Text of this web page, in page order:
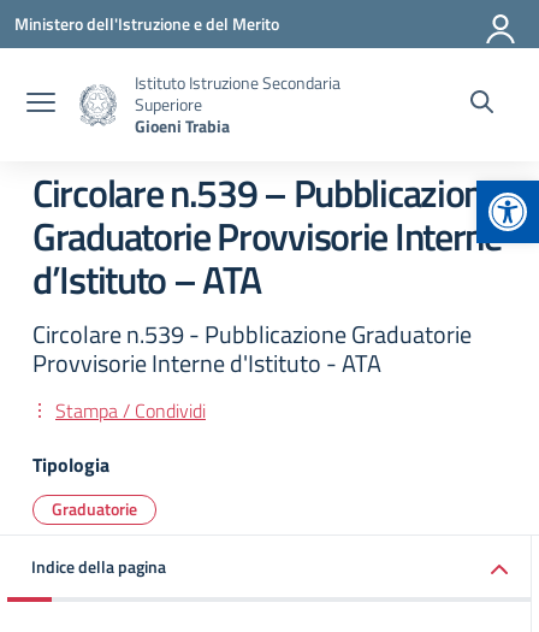
Vai ai contenuti
Vai al menu di navigazione
Vai al footer
Ministero dell'Istruzione e del Merito
Istituto Istruzione Secondaria
Superiore
Gioeni Trabia
Circolare n.539 – Pubblicazione
Graduatorie Provvisorie Interne
d’Istituto – ATA
Circolare n.539 - Pubblicazione Graduatorie
Provvisorie Interne d'Istituto - ATA
Stampa / Condividi
Tipologia
Graduatorie
Indice della pagina